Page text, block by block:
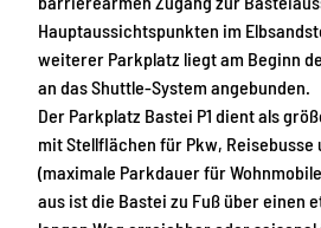
Hauptaussichtspunkten im
weiterer Parkplatz liegt am Beginn
an das Shuttle-System angebunden.
Der Parkplatz Bastei P1 dient als
mit Stellflächen für Pkw, Reisebusse
(maximale Parkdauer für
aus ist die Bastei zu Fuß über einen